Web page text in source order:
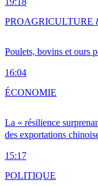
Poulets, bovins et ours
16:04
PROAGRICULTURE
La « résilience
des exportations
15:17
ÉCONOMIE
POLITIQUE